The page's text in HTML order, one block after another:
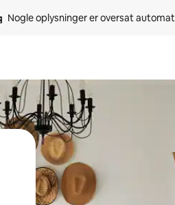
Nogle oplysninger er oversat